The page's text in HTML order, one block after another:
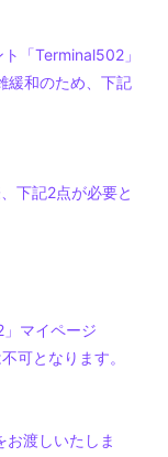
「Terminal502」
緩和のため、下記
下記2点が必要と
マイページ
可となります。
お渡しいたしま